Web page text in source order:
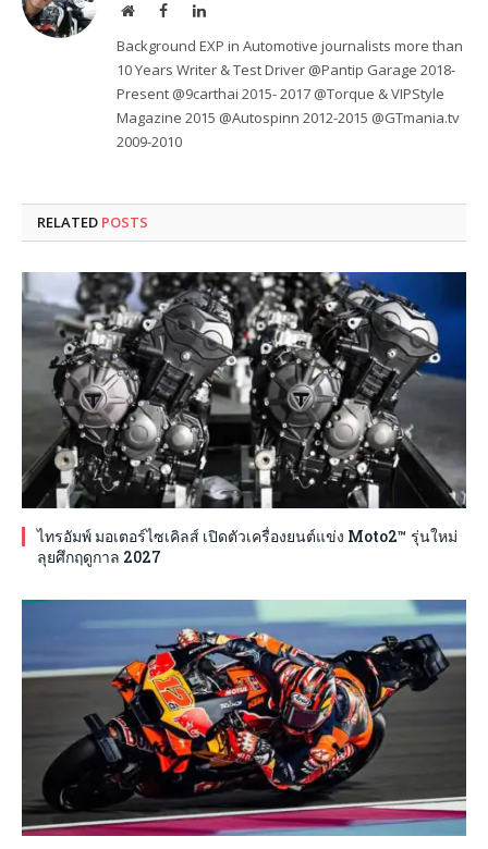
WebsiteFacebookLinkedIn
Background EXP in Automotive journalists more than
10 Years Writer & Test Driver @Pantip Garage 2018-
Present @9carthai 2015- 2017 @Torque & VIPStyle
Magazine 2015 @Autospinn 2012-2015 @GTmania.tv
2009-2010
RELATED POSTS
ไทรอัมพ์ มอเตอร์ไซเคิลส์ เปิดตัวเครื่องยนต์แข่ง Moto2™ รุ่นใหม่
ลุยศึกฤดูกาล 2027